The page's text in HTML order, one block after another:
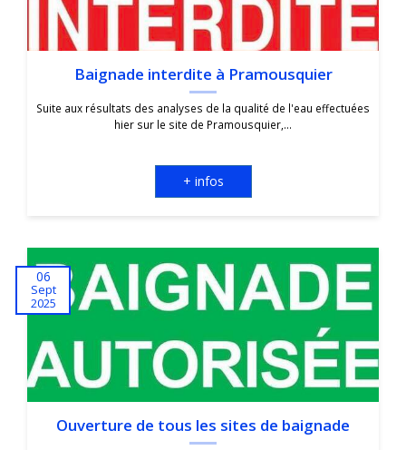
Baignade interdite à Pramousquier
Suite aux résultats des analyses de la qualité de l'eau effectuées
hier sur le site de Pramousquier,...
+ infos
06
Sept
2025
Ouverture de tous les sites de baignade